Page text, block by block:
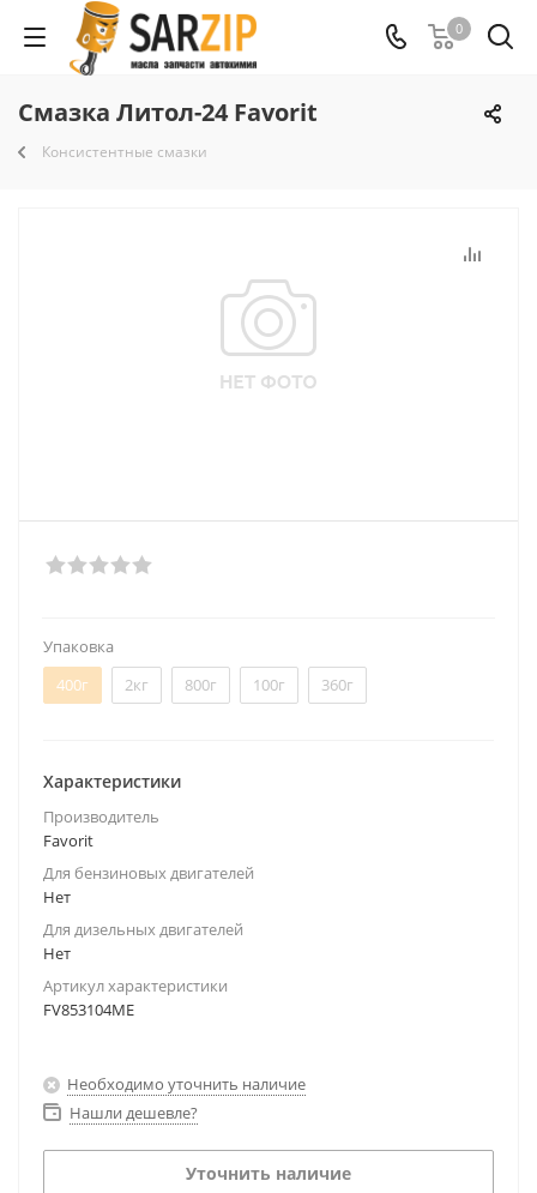
0
Смазка Литол-24 Favorit
Консистентные смазки
Упаковка
400г
2кг 800г 100г 360г
Характеристики
Производитель
Favorit
Для бензиновых двигателей
Нет
Для дизельных двигателей
Нет
Артикул характеристики
FV853104ME
Необходимо уточнить наличие
Нашли дешевле?
Уточнить наличие